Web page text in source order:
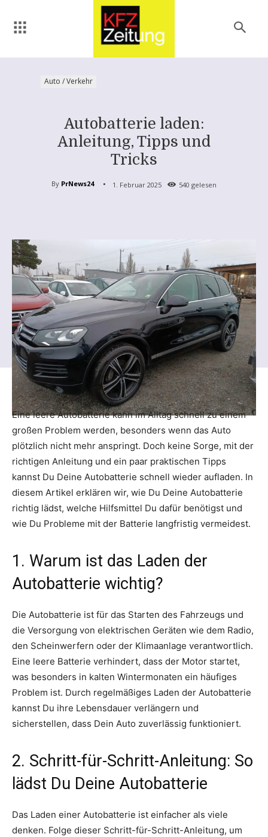
Auto / Verkehr
Autobatterie laden:
Anleitung, Tipps und
Tricks
By PrNews24 1. Februar 2025 540 gelesen
Eine leere Autobatterie kann im Alltag schnell zu einem
großen Problem werden, besonders wenn das Auto
plötzlich nicht mehr anspringt. Doch keine Sorge, mit der
richtigen Anleitung und ein paar praktischen Tipps
kannst Du Deine Autobatterie schnell wieder aufladen. In
diesem Artikel erklären wir, wie Du Deine Autobatterie
richtig lädst, welche Hilfsmittel Du dafür benötigst und
wie Du Probleme mit der Batterie langfristig vermeidest.
1. Warum ist das Laden der
Autobatterie wichtig?
Die Autobatterie ist für das Starten des Fahrzeugs und
die Versorgung von elektrischen Geräten wie dem Radio,
den Scheinwerfern oder der Klimaanlage verantwortlich.
Eine leere Batterie verhindert, dass der Motor startet,
was besonders in kalten Wintermonaten ein häufiges
Problem ist. Durch regelmäßiges Laden der Autobatterie
kannst Du ihre Lebensdauer verlängern und
sicherstellen, dass Dein Auto zuverlässig funktioniert.
2. Schritt-für-Schritt-Anleitung: So
lädst Du Deine Autobatterie
Das Laden einer Autobatterie ist einfacher als viele
denken. Folge dieser Schritt-für-Schritt-Anleitung, um